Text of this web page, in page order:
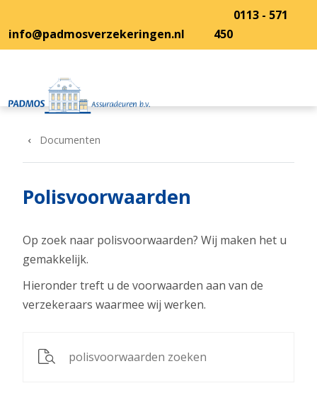
info@padmosverzekeringen.nl
0113 - 571
450
Documenten
Polisvoorwaarden